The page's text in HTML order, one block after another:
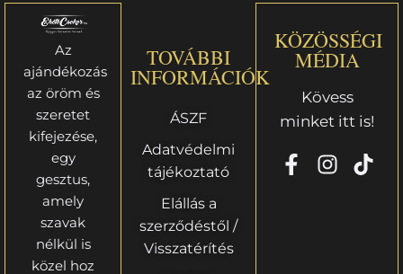
Az
ajándékozás
az öröm és
szeretet
kifejezése,
egy
gesztus,
amely
szavak
nélkül is
közel hoz
TOVÁBBI
INFORMÁCIÓK
ÁSZF
Adatvédelmi
tájékoztató
Elállás a
szerződéstől /
Visszatérítés
KÖZÖSSÉGI
MÉDIA
Kövess
minket itt is!